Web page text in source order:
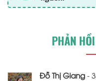
PHẢN
Đỗ Thị Giang -